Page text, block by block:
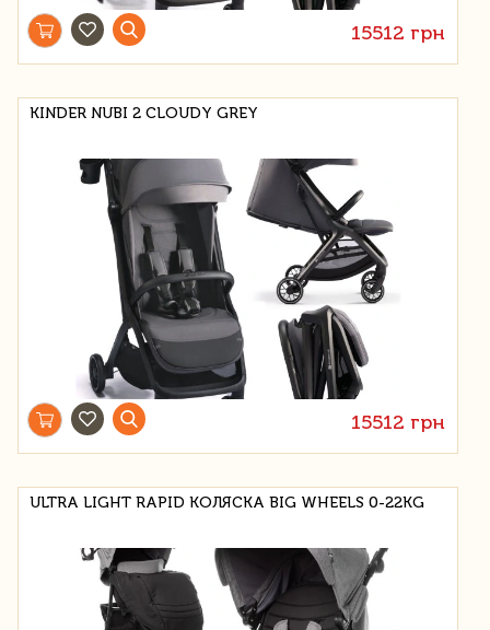
15512 грн
KINDER NUBI 2 CLOUDY GREY
15512 грн
ULTRA LIGHT RAPID КОЛЯСКА BIG WHEELS 0-22KG